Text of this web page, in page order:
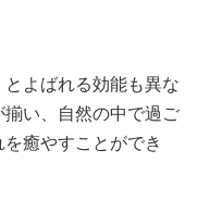
よばれる効能も異な
い、自然の中で過ご
癒やすことができ